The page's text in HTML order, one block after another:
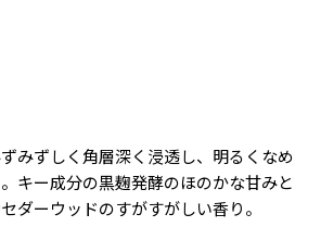
みずしく角層深く浸透し、明るくなめ
キー成分の黒麹発酵のほのかな甘みと
ダーウッドのすがすがしい香り。